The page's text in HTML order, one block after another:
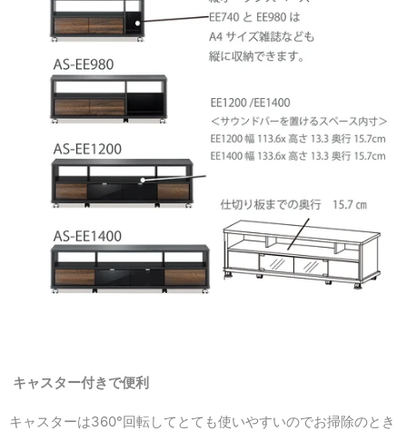
キャスター付きで便利
キャスターは360°回転してとても使いやすいのでお掃除のとき